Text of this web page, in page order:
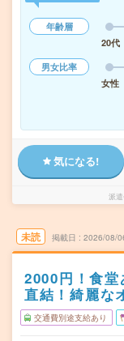
年齢層
20代
男女比率
女性
気になる!
派
未読 掲載日 2026/08/
2000円！食
直結！綺麗な
交通費別途支給あり